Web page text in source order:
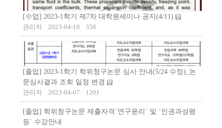
[수업] 2023-1학기 제7차 대학원세미나 공지(4/11)
관리자
2023-04-10 358
[졸업] 2023-1학기 학위청구논문 심사 안내(5/24 수정)_논
문심사결과 조회 일정 변경
관리자
2023-04-07 1201
[졸업] 학위청구논문 제출자격`연구윤리` 및 `인권과성평
등` 수강안내